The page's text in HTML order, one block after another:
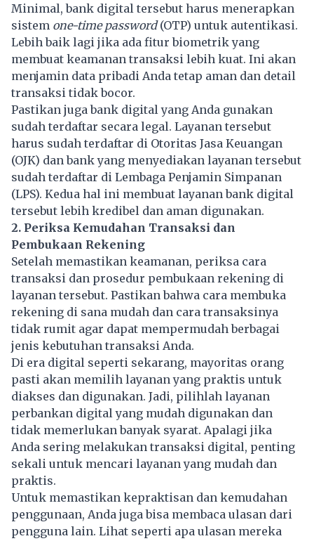
Minimal, bank digital tersebut harus menerapkan
sistem one-time password(OTP) untuk autentikasi.
Lebih baik lagi jika ada fitur biometrik yang
membuat keamanan transaksi lebih kuat. Ini akan
menjamin data pribadi Anda tetap aman dan detail
transaksi tidak bocor.
Pastikan juga bank digital yang Anda gunakan
sudah terdaftar secara legal. Layanan tersebut
harus sudah terdaftar di Otoritas Jasa Keuangan
(OJK) dan bank yang menyediakan layanan tersebut
sudah terdaftar di Lembaga Penjamin Simpanan
(LPS). Kedua hal ini membuat layanan bank digital
tersebut lebih kredibel dan aman digunakan.
2. Periksa Kemudahan Transaksi dan
Pembukaan Rekening
Setelah memastikan keamanan, periksa cara
transaksi dan prosedur pembukaan rekening di
layanan tersebut. Pastikan bahwa cara membuka
rekening di sana mudah dan cara transaksinya
tidak rumit agar dapat mempermudah berbagai
jenis kebutuhan transaksi Anda.
Di era digital seperti sekarang, mayoritas orang
pasti akan memilih layanan yang praktis untuk
diakses dan digunakan. Jadi, pilihlah layanan
perbankan digital yang mudah digunakan dan
tidak memerlukan banyak syarat. Apalagi jika
Anda sering melakukan transaksi digital, penting
sekali untuk mencari layanan yang mudah dan
praktis.
Untuk memastikan kepraktisan dan kemudahan
penggunaan, Anda juga bisa membaca ulasan dari
pengguna lain. Lihat seperti apa ulasan mereka